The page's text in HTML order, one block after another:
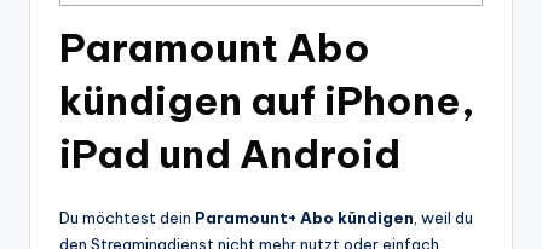
Paramount Abo
kündigen auf iPhone,
iPad und Android
Du möchtest dein Paramount+ Abo kündigen , weil du
den Streamingdienst nicht mehr nutzt oder einfach